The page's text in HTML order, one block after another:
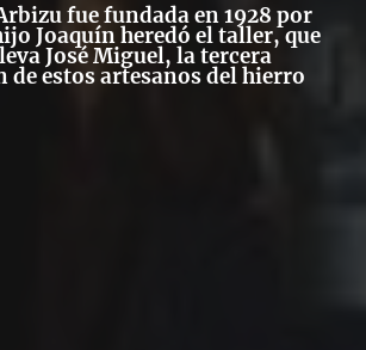
fue fundada en 1928 por
Joaquín heredó el taller, que
José Miguel, la tercera
de estos artesanos del hierro